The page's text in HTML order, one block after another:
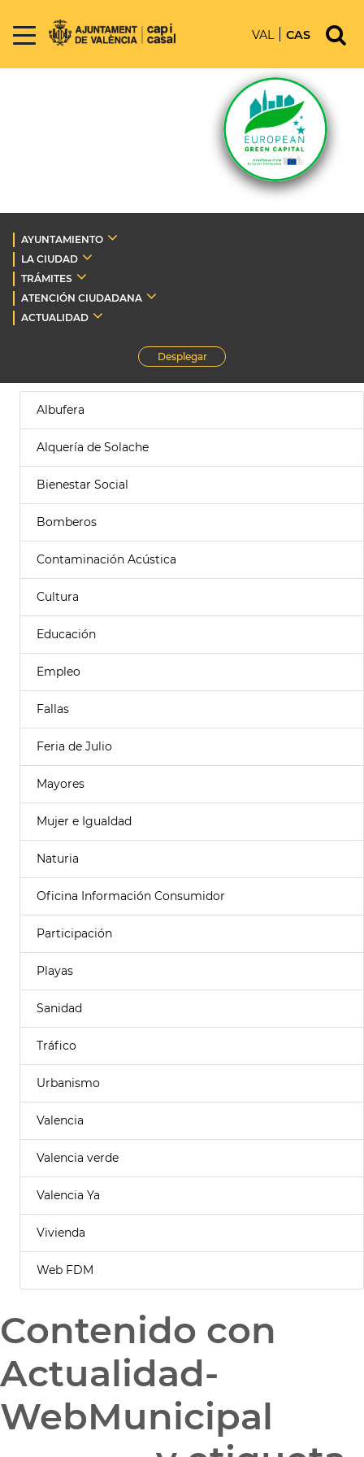
VAL CAS
AYUNTAMIENTO
LA CIUDAD
TRÁMITES
ATENCIÓN CIUDADANA
ACTUALIDAD
Desplegar
Albufera
Alquería de Solache
Bienestar Social
Bomberos
Contaminación Acústica
Cultura
Educación
Empleo
Fallas
Feria de Julio
Mayores
Mujer e Igualdad
Naturia
Oficina Información Consumidor
Participación
Playas
Sanidad
Tráfico
Urbanismo
Valencia
Valencia verde
Valencia Ya
Vivienda
Web FDM
Contenido con
Actualidad-
WebMunicipal